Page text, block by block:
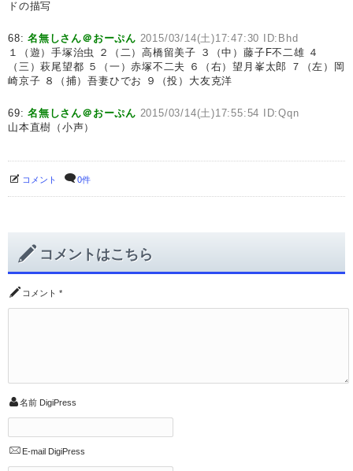
ドの描写
68:名無しさん＠おーぷん 2015/03/14(土)17:47:30 ID:Bhd
１（遊）手塚治虫 ２（二）高橋留美子 ３（中）藤子F不二雄 ４
（三）萩尾望都 ５（一）赤塚不二夫 ６（右）望月峯太郎 ７（左）岡
崎京子 ８（捕）吾妻ひでお ９（投）大友克洋
69:名無しさん＠おーぷん 2015/03/14(土)17:55:54 ID:Qqn
山本直樹（小声）
コメント 0件
コメントはこちら
コメント *
名前 DigiPress
E-mail DigiPress